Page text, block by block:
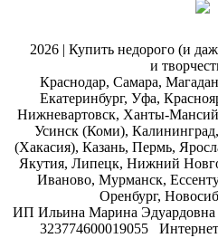
2026 | Купить недорого (и
и
Краснодар, Самара,
Екатеринбург, Уфа,
Нижневартовск, Ханты-
Усинск (Коми),
(Хакасия), Казань, Пермь,
Якутия, Липецк, Нижний
Иваново, Мурманск,
Оренбург,
ИП Ильина Марина
323774600019055